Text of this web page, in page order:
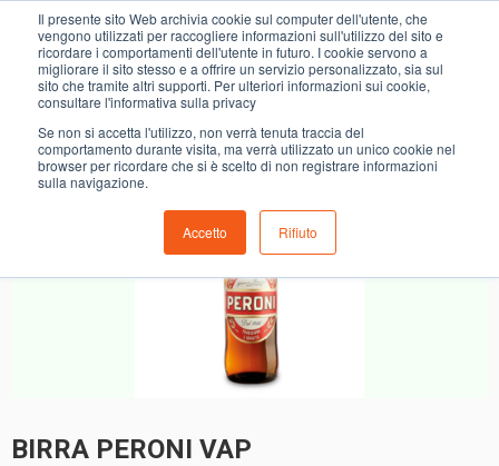
Il presente sito Web archivia cookie sul computer dell'utente, che
vengono utilizzati per raccogliere informazioni sull'utilizzo del sito e
ricordare i comportamenti dell'utente in futuro. I cookie servono a
migliorare il sito stesso e a offrire un servizio personalizzato, sia sul
sito che tramite altri supporti. Per ulteriori informazioni sui cookie,
consultare l'informativa sulla privacy
Se non si accetta l'utilizzo, non verrà tenuta traccia del
comportamento durante visita, ma verrà utilizzato un unico cookie nel
browser per ricordare che si è scelto di non registrare informazioni
sulla navigazione.
Accetto Rifiuto
BIRRA PERONI VAP
BIRRA PERONI VAP